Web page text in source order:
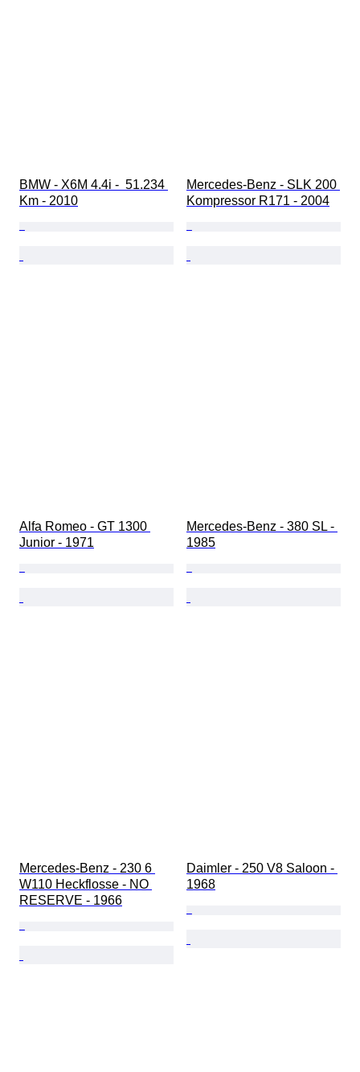
BMW - X6M 4.4i -  51.234
Km - 2010
Mercedes-Benz - SLK 200
Kompressor R171 - 2004
Alfa Romeo - GT 1300
Junior - 1971
Mercedes-Benz - 380 SL -
1985
Mercedes-Benz - 230 6
W110 Heckflosse - NO
RESERVE - 1966
Daimler - 250 V8 Saloon -
1968